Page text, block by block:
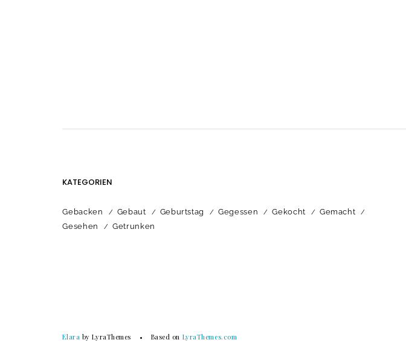
KATEGORIEN
Gebacken Gebaut Geburtstag Gegessen Gekocht
Gemacht
Gesehen
Getrunken
Elara by LyraThemes Based on LyraThemes.com